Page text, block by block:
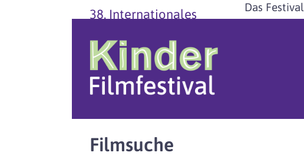
38. Internationales Das Festival
Filmsuche